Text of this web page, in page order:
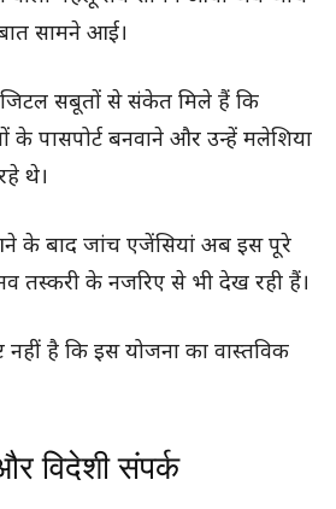
सामने आई।
सबूतों से संकेत मिले हैं कि
के पासपोर्ट बनवाने और उन्हें मलेशिया
थे।
के बाद जांच एजेंसियां अब इस पूरे
तस्करी के नजरिए से भी देख रही हैं।
नहीं है कि इस योजना का वास्तविक
विदेशी संपर्क